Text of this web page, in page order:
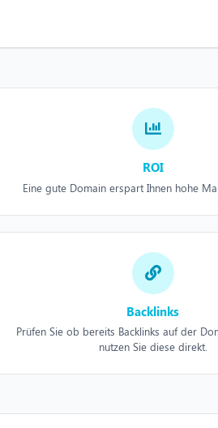
ROI
Eine gute Domain erspart Ihnen hohe
Backlinks
Prüfen Sie ob bereits Backlinks auf der
nutzen Sie diese direkt.